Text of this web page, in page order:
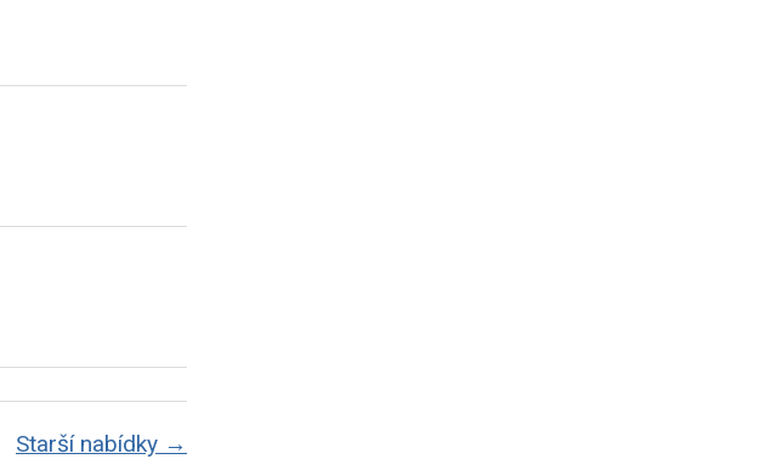
Starší nabídky →